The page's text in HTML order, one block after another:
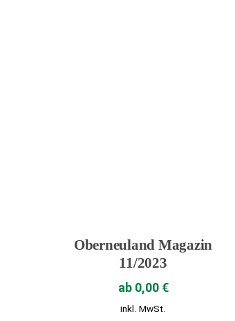
Oberneuland Magazin
11/2023
ab 0,00 €
inkl. MwSt.